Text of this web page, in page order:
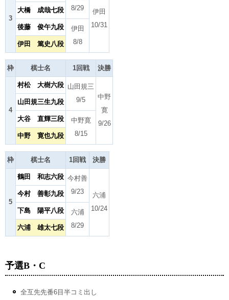
3
8/29
伊田
10/31
大橋 成哉七段
後藤 俊午九段
伊田
8/8
伊田 篤史八段
枠 棋士名 1回戦 決勝
4
村松 大樹六段 山田規三
9/5
中野
寛
9/26
山田規三生九段
大谷 直輝三段
中野寛
8/15
中野 寛也九段
枠 棋士名 1回戦 決勝
5
鶴田 和志六段 今村善
9/23
六浦
10/24
今村 善彰九段
下島 陽平八段
六浦
8/29
六浦 雄太七段
予選B・C
全互先先番6目半コミ出し